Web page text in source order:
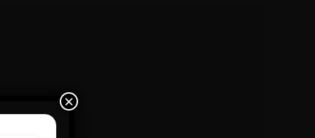
×